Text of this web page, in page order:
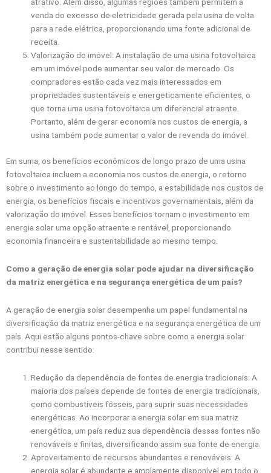
atrativo. Além disso, algumas regiões também permitem a
venda do excesso de eletricidade gerada pela usina de volta
para a rede elétrica, proporcionando uma fonte adicional de
receita.
Valorização do imóvel: A instalação de uma usina fotovoltaica
em um imóvel pode aumentar seu valor de mercado. Os
compradores estão cada vez mais interessados em
propriedades sustentáveis e energeticamente eficientes, o
que torna uma usina fotovoltaica um diferencial atraente.
Portanto, além de gerar economia nos custos de energia, a
usina também pode aumentar o valor de revenda do imóvel.
Em suma, os benefícios econômicos de longo prazo de uma usina
fotovoltaica incluem a economia nos custos de energia, o retorno
sobre o investimento ao longo do tempo, a estabilidade nos custos de
energia, os benefícios fiscais e incentivos governamentais, além da
valorização do imóvel. Esses benefícios tornam o investimento em
energia solar uma opção atraente e rentável, proporcionando
economia financeira e sustentabilidade ao mesmo tempo.
Como a geração de energia solar pode ajudar na diversificação
da matriz energética e na segurança energética de um país?
A geração de energia solar desempenha um papel fundamental na
diversificação da matriz energética e na segurança energética de um
país. Aqui estão alguns pontos-chave sobre como a energia solar
contribui nesse sentido:
Redução da dependência de fontes de energia tradicionais: A
maioria dos países depende de fontes de energia tradicionais,
como combustíveis fósseis, para suprir suas necessidades
energéticas. Ao incorporar a energia solar em sua matriz
energética, um país reduz sua dependência dessas fontes não
renováveis e finitas, diversificando assim sua fonte de energia.
Aproveitamento de recursos abundantes e renováveis: A
energia solar é abundante e amplamente disponível em todo o